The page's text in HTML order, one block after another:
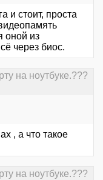
и стоит, проста
оной из
через биос.
на ноутбуке.???
, а что такое
на ноутбуке.???